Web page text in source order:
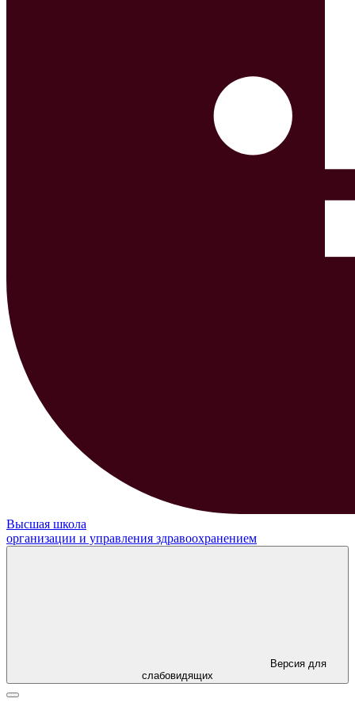
Высшая школа
организации и управления здравоохранением
Версия для
слабовидящих